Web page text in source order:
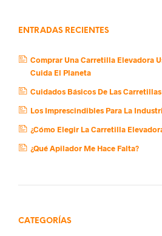
ENTRADAS RECIENTES
Comprar Una Carretilla Elevadora
Cuida El Planeta
Cuidados Básicos De Las
Los Imprescindibles Para La
¿Cómo Elegir La Carretilla
¿Qué Apilador Me Hace Falta?
CATEGORÍAS